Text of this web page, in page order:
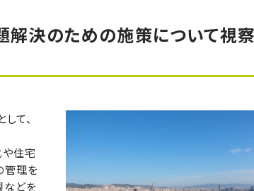
決のための施策について視
て、
住宅
管理を
などを